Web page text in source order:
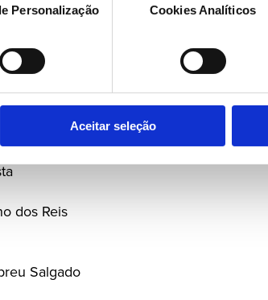
Personalização Cookies Analíticos
Aceitar seleção
dos Reis
Salgado